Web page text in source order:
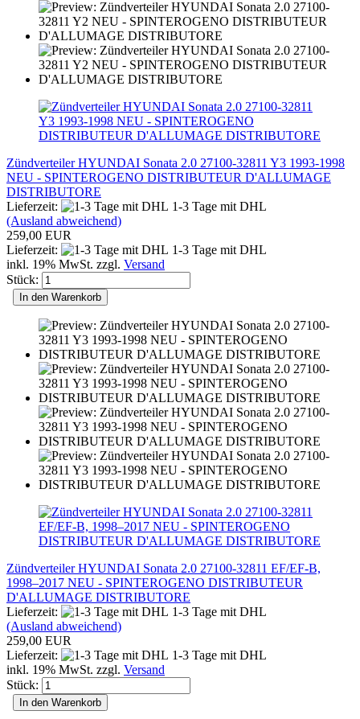
Zündverteiler HYUNDAI Sonata 2.0 27100-32811 Y3 1993-1998
NEU - SPINTEROGENO DISTRIBUTEUR D'ALLUMAGE
DISTRIBUTORE
Lieferzeit:
1-3 Tage mit DHL
(Ausland abweichend)
259,00 EUR
Lieferzeit:
1-3 Tage mit DHL
inkl. 19% MwSt. zzgl. Versand
Stück:
In den Warenkorb
Zündverteiler HYUNDAI Sonata 2.0 27100-32811 EF/EF-B,
1998–2017 NEU - SPINTEROGENO DISTRIBUTEUR
D'ALLUMAGE DISTRIBUTORE
Lieferzeit:
1-3 Tage mit DHL
(Ausland abweichend)
259,00 EUR
Lieferzeit:
1-3 Tage mit DHL
inkl. 19% MwSt. zzgl. Versand
Stück:
In den Warenkorb